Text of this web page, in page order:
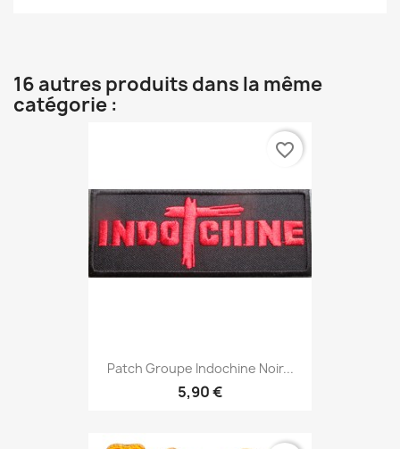
16 autres produits dans la même
catégorie :
Patch Groupe Indochine Noir...
5,90 €
favorite_border